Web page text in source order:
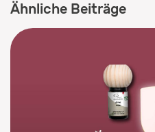
Ähnliche Beiträge